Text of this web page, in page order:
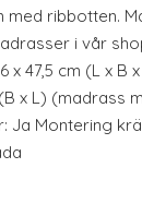
med ribbotten.
i vår
x 47,5 cm (L x B
x L) (madrass
Ja Montering